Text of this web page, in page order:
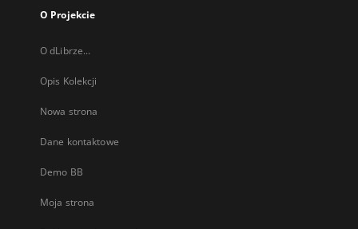
O Projekcie
O dLibrze...
Opis Kolekcji
Nowa strona
Dane kontaktowe
Demo BB
Moja strona